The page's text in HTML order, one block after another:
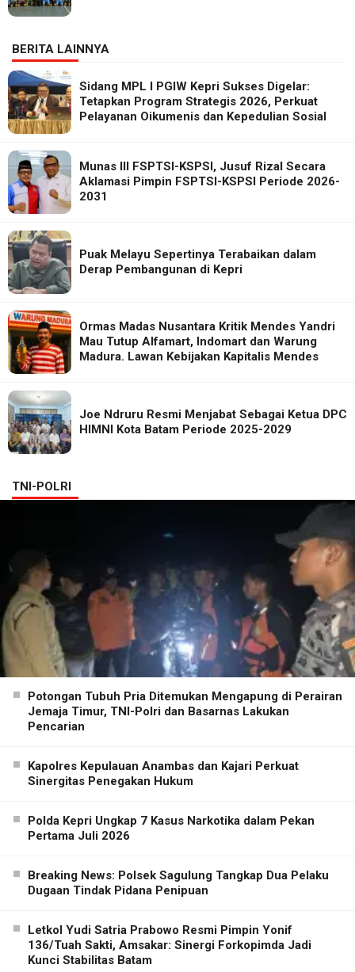
BERITA LAINNYA
Sidang MPL I PGIW Kepri Sukses Digelar:
Tetapkan Program Strategis 2026, Perkuat
Pelayanan Oikumenis dan Kepedulian Sosial
Munas III FSPTSI-KSPSI, Jusuf Rizal Secara
Aklamasi Pimpin FSPTSI-KSPSI Periode 2026-
2031
Puak Melayu Sepertinya Terabaikan dalam
Derap Pembangunan di Kepri
Ormas Madas Nusantara Kritik Mendes Yandri
Mau Tutup Alfamart, Indomart dan Warung
Madura. Lawan Kebijakan Kapitalis Mendes
Joe Ndruru Resmi Menjabat Sebagai Ketua DPC
HIMNI Kota Batam Periode 2025-2029
TNI-POLRI
Potongan Tubuh Pria Ditemukan Mengapung di Perairan
Jemaja Timur, TNI-Polri dan Basarnas Lakukan
Pencarian
Kapolres Kepulauan Anambas dan Kajari Perkuat
Sinergitas Penegakan Hukum
Polda Kepri Ungkap 7 Kasus Narkotika dalam Pekan
Pertama Juli 2026
Breaking News: Polsek Sagulung Tangkap Dua Pelaku
Dugaan Tindak Pidana Penipuan
Letkol Yudi Satria Prabowo Resmi Pimpin Yonif
136/Tuah Sakti, Amsakar: Sinergi Forkopimda Jadi
Kunci Stabilitas Batam